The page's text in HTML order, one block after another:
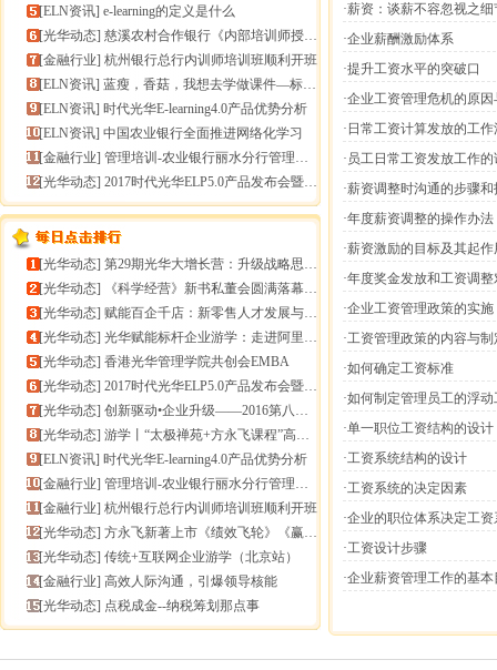
[ELN资讯] e-learning的定义是什么
[光华动态] 慈溪农村合作银行《内部培训师授课技能提升》报导
[金融行业] 杭州银行总行内训师培训班顺利开班
[ELN资讯] 蓝瘦，香菇，我想去学做课件—标准课件制作分享会
[ELN资讯] 时代光华E-learning4.0产品优势分析
[ELN资讯] 中国农业银行全面推进网络化学习
[金融行业] 管理培训-农业银行丽水分行管理培训
[光华动态] 2017时代光华ELP5.0产品发布会暨构建企业员工
[光华动态] 第29期光华大增长营：升级战略思维，加速企业增长
[光华动态]
《科学经营》新书私董会圆满落幕｜用科学经营助推企业高
[光华动态] 赋能百企千店：新零售人才发展与组织能力微诊断
[光华动态] 光华赋能标杆企业游学：走进阿里巴巴+绿城管理集团
[光华动态] 香港光华管理学院共创会EMBA
[光华动态] 2017时代光华ELP5.0产品发布会暨构建企业员工
[光华动态] 创新驱动•企业升级——2016第八届（中
[光华动态] 游学丨“太极禅苑+方永飞课程”高端商圈项目启动
[ELN资讯] 时代光华E-learning4.0产品优势分析
[金融行业] 管理培训-农业银行丽水分行管理培训
[金融行业] 杭州银行总行内训师培训班顺利开班
[光华动态] 方永飞新著上市《绩效飞轮》《赢在中层》六折抢鲜！
[光华动态] 传统+互联网企业游学（北京站）
[金融行业] 高效人际沟通，引爆领导核能
[光华动态] 点税成金--纳税筹划那点事
·薪资：谈薪不容忽视之细
·企业薪酬激励体系
·提升工资水平的突破口
·企业工资管理危机的原
·日常工资计算发放的工作
·员工日常工资发放工作的
·薪资调整时沟通的步骤和
·年度薪资调整的操作办法
·薪资激励的目标及其起
·年度奖金发放和工资调
·企业工资管理政策的实施
·工资管理政策的内容与制
·如何确定工资标准
·如何制定管理员工的浮动
·单一职位工资结构的设计
·工资系统结构的设计
·工资系统的决定因素
·企业的职位体系决定工
·工资设计步骤
·企业薪资管理工作的基本